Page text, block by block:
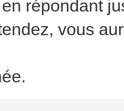
répondant
vous